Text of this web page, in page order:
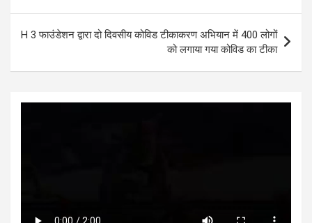
p
p
o
k
er
H 3 फाउंडेशन द्वारा दो दिवसीय कोविड टीकाकरण अभियान में 400 लोगों
को लगाया गया कोविड का टीका